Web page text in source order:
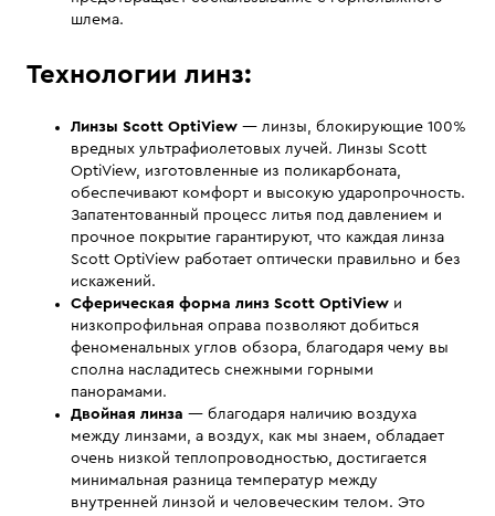
шлема.
Технологии линз:
Линзы Scott OptiView — линзы, блокирующие 100%
вредных ультрафиолетовых лучей. Линзы Scott
OptiView, изготовленные из поликарбоната,
обеспечивают комфорт и высокую ударопрочность.
Запатентованный процесс литья под давлением и
прочное покрытие гарантируют, что каждая линза
Scott OptiView работает оптически правильно и без
искажений.
Сферическая форма линз Scott OptiView и
низкопрофильная оправа позволяют добиться
феноменальных углов обзора, благодаря чему вы
сполна насладитесь снежными горными
панорамами.
Двойная линза — благодаря наличию воздуха
между линзами, а воздух, как мы знаем, обладает
очень низкой теплопроводностью, достигается
минимальная разница температур между
внутренней линзой и человеческим телом. Это